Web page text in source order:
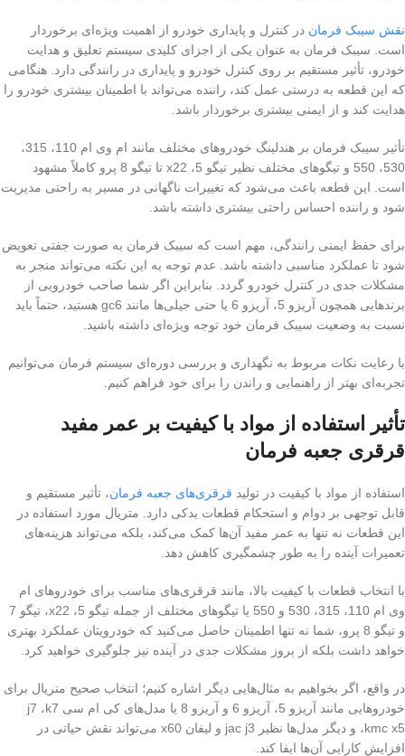
نقش سیبک فرمان در کنترل و پایداری خودرو از اهمیت ویژه‌ای برخوردار
است. سیبک فرمان به عنوان یکی از اجزای کلیدی سیستم تعلیق و هدایت
خودرو، تأثیر مستقیم بر روی کنترل خودرو و پایداری در رانندگی دارد. هنگامی
که این قطعه به درستی عمل کند، راننده می‌تواند با اطمینان بیشتری خودرو را
هدایت کند و از ایمنی بیشتری برخوردار باشد.
تأثیر سیبک فرمان بر هندلینگ خودروهای مختلف مانند ام وی ام 110، 315،
530، 550 و تیگوهای مختلف نظیر تیگو 5، x22 تا تیگو 8 پرو کاملاً مشهود
است. این قطعه باعث می‌شود که تغییرات ناگهانی در مسیر به راحتی مدیریت
شود و راننده احساس راحتی بیشتری داشته باشد.
برای حفظ ایمنی رانندگی، مهم است که سیبک فرمان به صورت جفتی تعویض
شود تا عملکرد مناسبی داشته باشد. عدم توجه به این نکته می‌تواند منجر به
مشکلات جدی در کنترل خودرو گردد. بنابراین اگر شما صاحب خودرویی از
برندهایی همچون آریزو 5، آریزو 6 یا حتی جیلی‌ها مانند gc6 هستید، حتماً باید
نسبت به وضعیت سیبک فرمان خود توجه ویژه‌ای داشته باشید.
با رعایت نکات مربوط به نگهداری و بررسی دوره‌ای سیستم فرمان می‌توانیم
تجربه‌ای بهتر از راهنمایی و راندن را برای خود فراهم کنیم.
تأثیر استفاده از مواد با کیفیت بر عمر مفید
قرقری جعبه فرمان
استفاده از مواد با کیفیت در تولید قرقری‌های جعبه فرمان، تأثیر مستقیم و
قابل توجهی بر دوام و استحکام قطعات یدکی دارد. متریال مورد استفاده در
این قطعات نه تنها به عمر مفید آن‌ها کمک می‌کند، بلکه می‌تواند هزینه‌های
تعمیرات آینده را به طور چشمگیری کاهش دهد.
با انتخاب قطعات با کیفیت بالا، مانند قرقری‌های مناسب برای خودروهای ام
وی ام 110، 315، 530 و 550 یا تیگوهای مختلف از جمله تیگو 5، x22، تیگو 7
و تیگو 8 پرو، شما نه تنها اطمینان حاصل می‌کنید که خودرویتان عملکرد بهتری
خواهد داشت بلکه از بروز مشکلات جدی در آینده نیز جلوگیری خواهید کرد.
در واقع، اگر بخواهیم به مثال‌هایی دیگر اشاره کنیم؛ انتخاب صحیح متریال برای
خودروهایی مانند آریزو 5، آریزو 6 و آریزو 8 یا مدل‌های کی ام سی j7 ،k7
،kmc x5 و دیگر مدل‌ها نظیر jac j3 و لیفان x60 می‌تواند نقش حیاتی در
افزایش کارایی آن‌ها ایفا کند.